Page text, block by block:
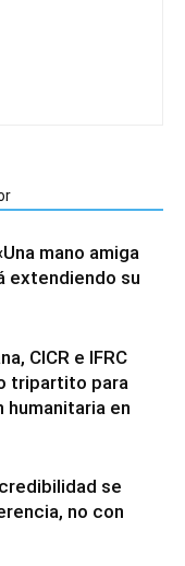
mano amiga
extendiendo su
CICR e IFRC
tripartito para
en
se
no con